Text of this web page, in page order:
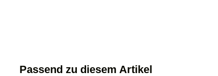
Passend zu diesem Artikel